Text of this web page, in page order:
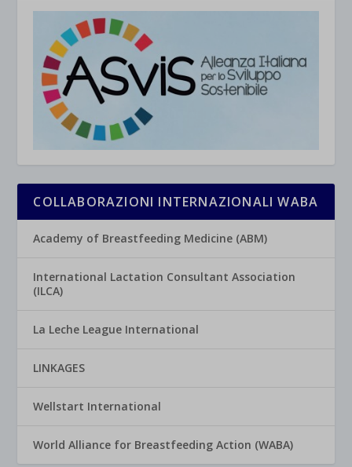
COLLABORAZIONI INTERNAZIONALI WABA
Academy of Breastfeeding Medicine (ABM)
International Lactation Consultant Association
(ILCA)
La Leche League International
LINKAGES
Wellstart International
World Alliance for Breastfeeding Action (WABA)